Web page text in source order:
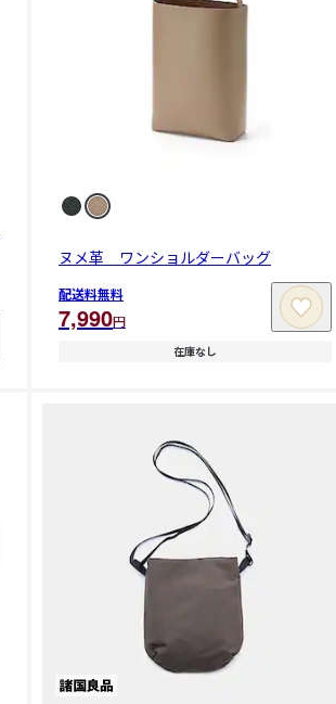
ヌメ革 ワンショルダーバッグ
配送料無料
7,990円
在庫なし